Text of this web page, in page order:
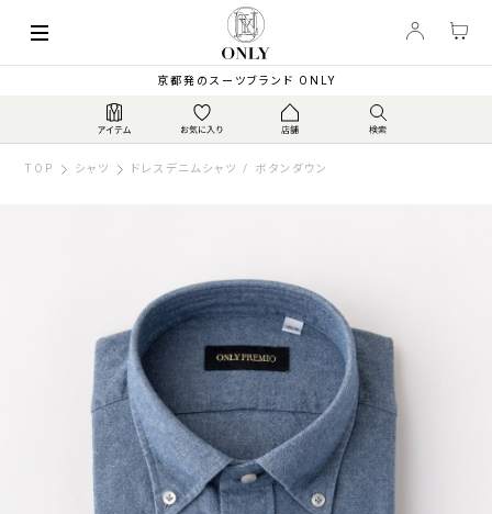
京都発のスーツブランド ONLY
TOP シャツ ドレスデニムシャツ / ボタンダウン